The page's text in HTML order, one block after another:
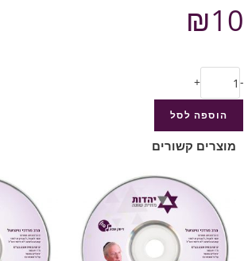
₪10
-
+
הוספה לסל
מוצרים קשורים